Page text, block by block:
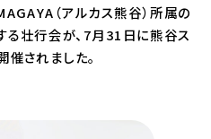
（アルカス熊谷）所属の
壮行会が、7月31日に熊谷ス
されました。